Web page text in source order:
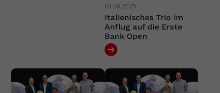
03.06.2025
Italienisches Trio im
Anflug auf die Erste
Bank Open